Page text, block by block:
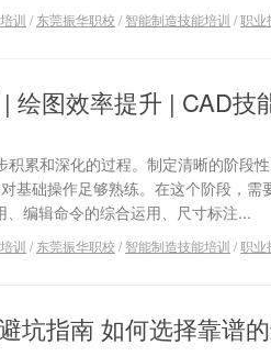
训 / 东莞振华职校 / 智能制造技能培训 /职业
绘图效率提升 | CAD技
累和深化的过程。制定清晰的阶段
基础操作足够熟练。在这个阶段，需
编辑命令的综合运用、尺寸标注...
训 / 东莞振华职校 / 智能制造技能培训 /职业
坑指南 如何选择靠谱